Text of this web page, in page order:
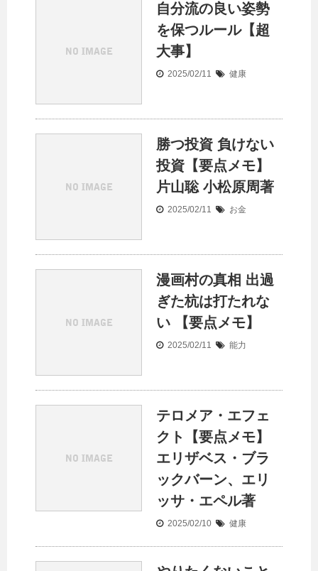
自分流の良い姿勢
を保つルール【超
大事】
2025/02/11 健康
勝つ投資 負けない
投資【要点メモ】
片山聡 小松原周著
2025/02/11 お金
漫画村の真相 出過
ぎた杭は打たれな
い 【要点メモ】
2025/02/11 能力
テロメア・エフェ
クト【要点メモ】
エリザベス・ブラ
ックバーン、エリ
ッサ・エペル著
2025/02/10 健康